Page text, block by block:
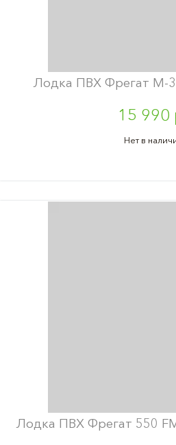
Лодка ПВХ Фрегат М-3
15 990
Нет в
Лодка ПВХ Фрегат 550